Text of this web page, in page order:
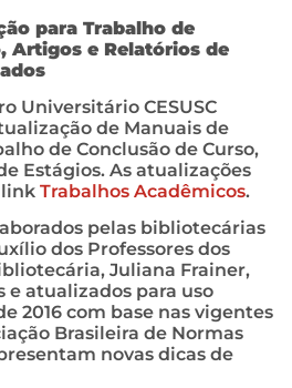
para Trabalho de
Artigos e Relatórios de
Universitário CESUSC
de Manuais de
de Conclusão de Curso,
Estágios. As atualizações
link Trabalhos Acadêmicos.
pelas bibliotecárias
dos Professores dos
Juliana Frainer,
e atualizados para uso
2016 com base nas vigentes
Brasileira de Normas
novas dicas de